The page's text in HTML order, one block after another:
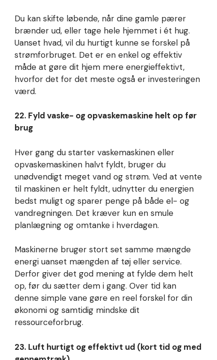
Du kan skifte løbende, når dine gamle pærer
brænder ud, eller tage hele hjemmet i ét hug.
Uanset hvad, vil du hurtigt kunne se forskel på
strømforbruget. Det er en enkel og effektiv
måde at gøre dit hjem mere energieffektivt,
hvorfor det for det meste også er investeringen
værd.
22. Fyld vaske- og opvaskemaskine helt op før
brug
Hver gang du starter vaskemaskinen eller
opvaskemaskinen halvt fyldt, bruger du
unødvendigt meget vand og strøm. Ved at vente
til maskinen er helt fyldt, udnytter du energien
bedst muligt og sparer penge på både el- og
vandregningen. Det kræver kun en smule
planlægning og omtanke i hverdagen.
Maskinerne bruger stort set samme mængde
energi uanset mængden af tøj eller service.
Derfor giver det god mening at fylde dem helt
op, før du sætter dem i gang. Over tid kan
denne simple vane gøre en reel forskel for din
økonomi og samtidig mindske dit
ressourceforbrug.
23. Luft hurtigt og effektivt ud (kort tid og med